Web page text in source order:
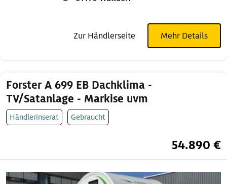
Zur Händlerseite Mehr Details
Forster A 699 EB Dachklima -
TV/Satanlage - Markise uvm
Händlerinserat Gebraucht
54.890 €